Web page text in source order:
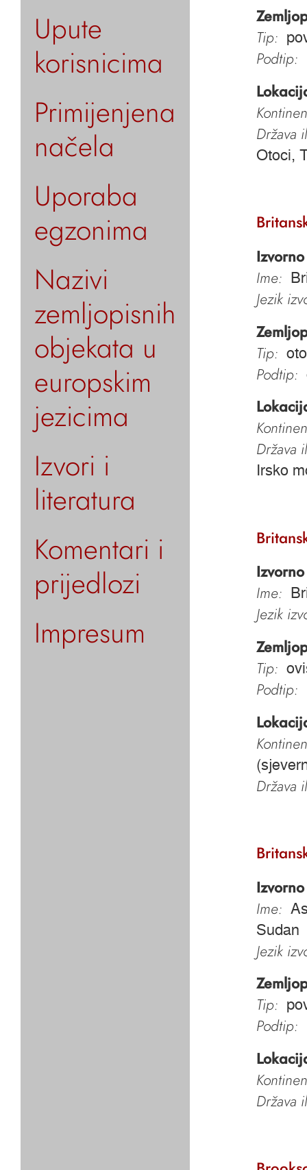
Upute
korisnicima
Primijenjena
načela
Uporaba
egzonima
Nazivi
zemljopisnih
objekata u
europskim
jezicima
Izvori i
literatura
Komentari i
prijedlozi
Impresum
Tip:
Podtip:
Država
Otoci,
Ime:
Jezik
Tip:
Podtip:
Država
Irsko
Ime:
Jezik
Tip:
Podtip:
Država
Ime:
Sudan
Jezik
Tip:
Podtip:
Država